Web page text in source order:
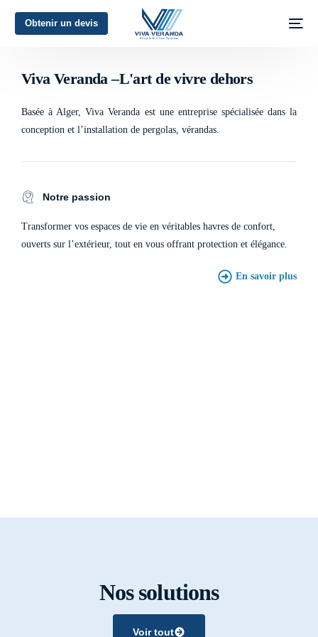
Obtenir un devis
L'art de vivre dehors
Viva Veranda –L'art de vivre dehors
Basée à Alger, Viva Veranda est une entreprise spécialisée dans la
conception et l’installation de pergolas, vérandas.
Notre passion
Transformer vos espaces de vie en véritables havres de confort,
ouverts sur l’extérieur, tout en vous offrant protection et élégance.
En savoir plus
Nos solutions
Voir tout